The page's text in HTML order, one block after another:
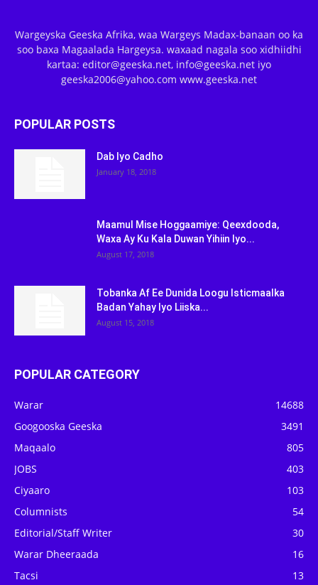
Wargeyska Geeska Afrika, waa Wargeys Madax-banaan oo ka
soo baxa Magaalada Hargeysa. waxaad nagala soo xidhiidhi
kartaa: editor@geeska.net, info@geeska.net iyo
geeska2006@yahoo.com www.geeska.net
POPULAR POSTS
Dab Iyo Cadho
January 18, 2018
Maamul Mise Hoggaamiye: Qeexdooda,
Waxa Ay Ku Kala Duwan Yihiin Iyo...
August 17, 2018
Tobanka Af Ee Dunida Loogu Isticmaalka
Badan Yahay Iyo Liiska...
August 15, 2018
POPULAR CATEGORY
Warar
14688
Googooska Geeska
3491
Maqaalo
805
JOBS
403
Ciyaaro
103
Columnists
54
Editorial/Staff Writer
30
Warar Dheeraada
16
Tacsi
13